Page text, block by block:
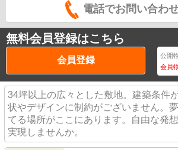
電話でお問い合わ
無料会員登録はこちら
会員登録 公開
会員
34坪以上の広々とした敷地。建築条件
状やデザインに制約がございません。
てる場所がここにあります。自由な発
実現しませんか。